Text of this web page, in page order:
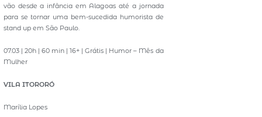
vão desde a infância em Alagoas até a jornada
para se tornar uma bem-sucedida humorista de
stand up em São Paulo.
07.03 | 20h | 60 min | 16+ | Grátis | Humor – Mês da
Mulher
VILA ITORORÓ
Marília Lopes